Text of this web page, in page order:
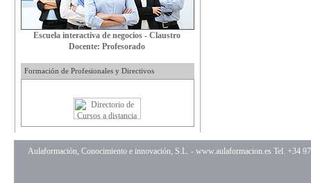
Escuela interactiva de negocios - Claustro
Docente: Profesorado
Formación de Profesionales y Directivos
Aulaformación, Conocimiento e innovación, S.L. -www.aulaformacion.es Tel. +34